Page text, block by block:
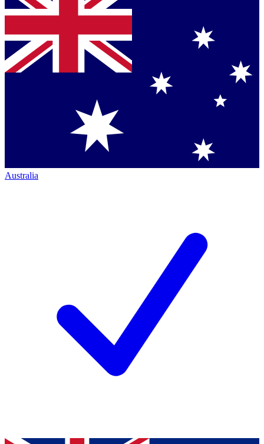
Australia